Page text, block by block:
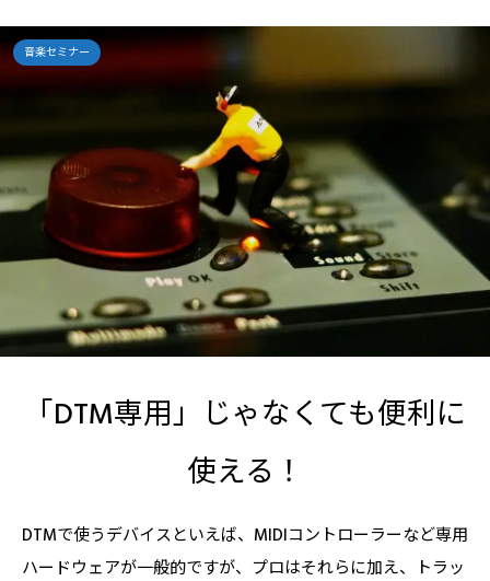
音楽セミナー
「DTM専用」じゃなくても便利に
使える！
DTMで使うデバイスといえば、MIDIコントローラーなど専用
ハードウェアが一般的ですが、プロはそれらに加え、トラッ